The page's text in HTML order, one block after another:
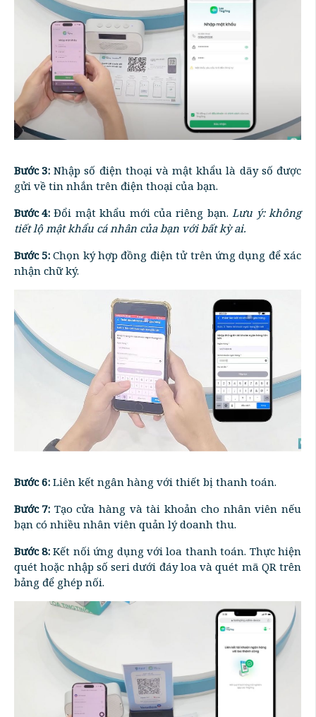
Bước 3: Nhập số điện thoại và mật khẩu là dãy số được
gửi về tin nhắn trên điện thoại của bạn.
Bước 4: Đổi mật khẩu mới của riêng bạn.Lưu ý: không
tiết lộ mật khẩu cá nhân của bạn với bất kỳ ai.
Bước 5: Chọn ký hợp đồng điện tử trên ứng dụng để xác
nhận chữ ký.
Bước 6: Liên kết ngân hàng với thiết bị thanh toán.
Bước 7: Tạo cửa hàng và tài khoản cho nhân viên nếu
bạn có nhiều nhân viên quản lý doanh thu.
Bước 8: Kết nối ứng dụng với loa thanh toán. Thực hiện
quét hoặc nhập số seri dưới đáy loa và quét mã QR trên
bảng để ghép nối.